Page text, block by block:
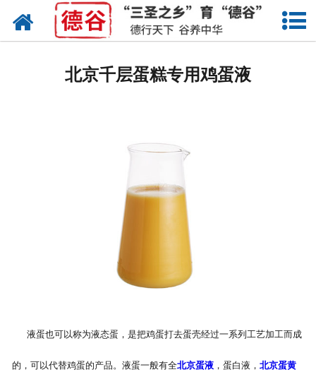
网站首页
北京茶叶蛋
北京蛋壳粉
北京溏心蛋
北京鸡蛋干
北京煎蛋
北京千层蛋糕专用鸡蛋液
液蛋也可以称为液态蛋，是把鸡蛋打去蛋壳经过一系列工艺加工而成
的，可以代替鸡蛋的产品。液蛋一般有全北京蛋液，蛋白液， 北京蛋黄